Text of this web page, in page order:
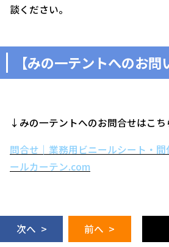
談ください。
【みの一テントへのお問
↓みの一テントへのお問合せはこ
問合せ｜業務用ビニールシート・
ールカーテン.com
次へ > 前へ >